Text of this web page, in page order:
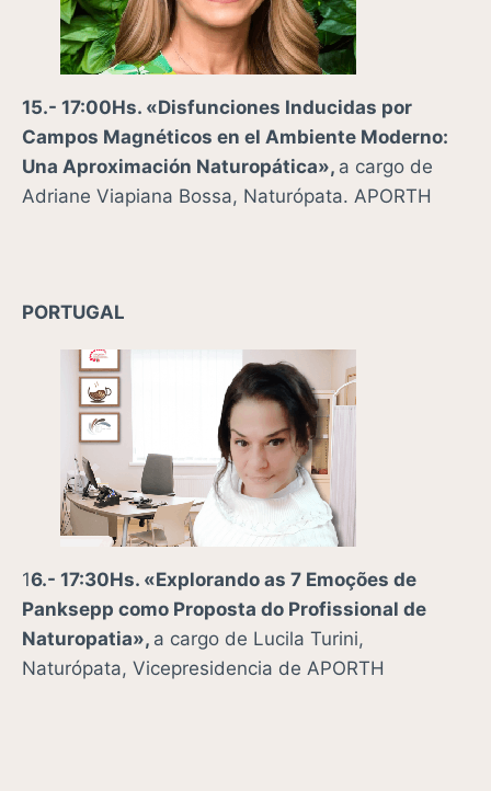
15.- 17:00Hs. «Disfunciones Inducidas por
Campos Magnéticos en el Ambiente Moderno:
Una Aproximación Naturopática», a cargo de
Adriane Viapiana Bossa, Naturópata. APORTH
PORTUGAL
16.- 17:30Hs. «Explorando as 7 Emoções de
Panksepp como Proposta do Profissional de
Naturopatia», a cargo de Lucila Turini,
Naturópata, Vicepresidencia de APORTH